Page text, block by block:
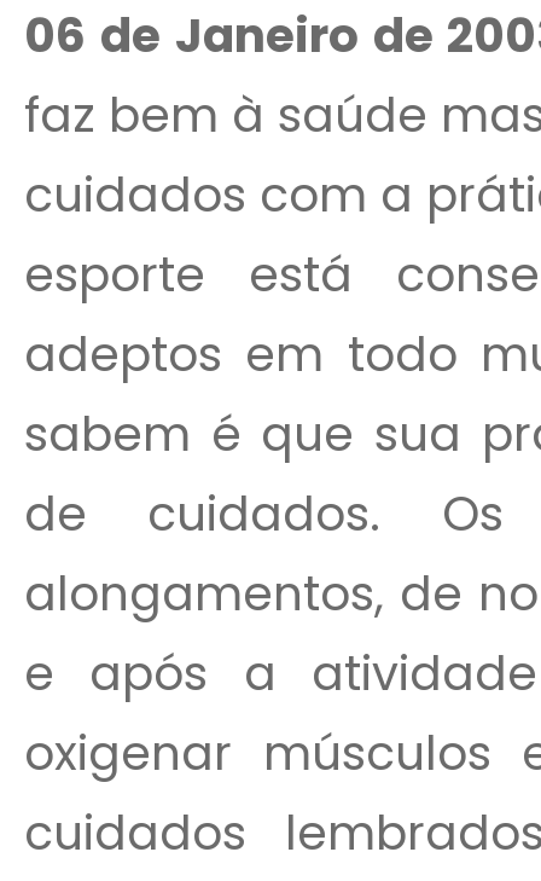
06 de Janeiro de
faz bem à saúde
cuidados com a
esporte está
adeptos em todo
sabem é que sua
de cuidados. Os
alongamentos, de
e após a
oxigenar músculos
cuidados